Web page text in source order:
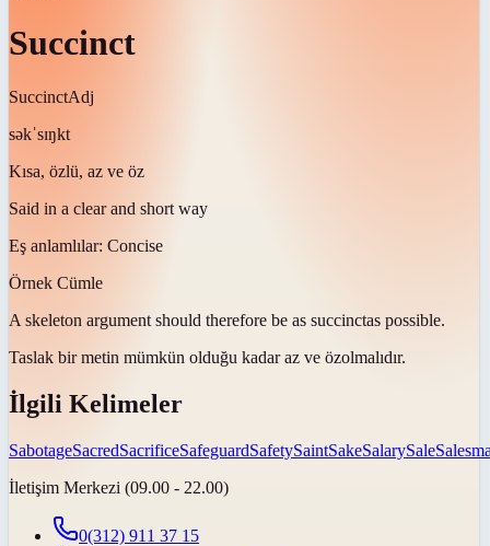
Succinct
SuccinctAdj
səkˈsɪŋkt
Kısa, özlü, az ve öz
Said in a clear and short way
Eş anlamlılar: Concise
Örnek Cümle
A skeleton argument should therefore be as succinctas possible.
Taslak bir metin mümkün olduğu kadar az ve özolmalıdır.
İlgili Kelimeler
SabotageSacredSacrificeSafeguardSafetySaintSakeSalarySale
İletişim Merkezi (09.00 - 22.00)
0(312) 911 37 15